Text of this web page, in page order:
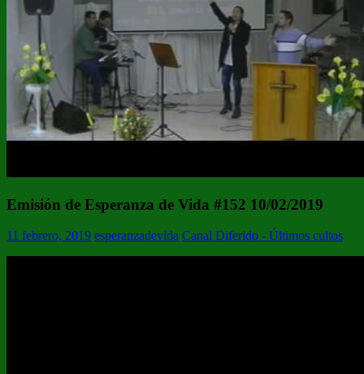
Emisión de Esperanza de Vida #152 10/02/2019
11 febrero, 2019 esperanzadevida Canal Diferido - Últimos cultos